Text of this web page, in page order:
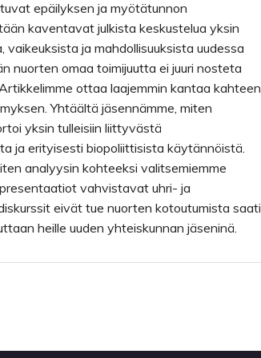
epäilyksen ja myötätunnon
kaventavat julkista keskustelua yksin
vaikeuksista ja mahdollisuuksista uudessa
nuorten omaa toimijuutta ei juuri nosteta
ottaa laajemmin kantaa kahteen
Yhtäältä jäsennämme, miten
yksin tulleisiin liittyvästä
ja erityisesti biopoliittisista käytännöistä.
analyysin kohteeksi valitsemiemme
vahvistavat uhri- ja
eivät tue nuorten kotoutumista saati
heille uuden yhteiskunnan jäseninä.